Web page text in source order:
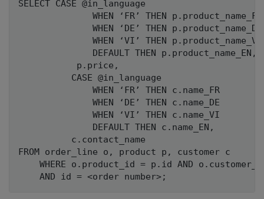
SELECT CASE @in_language
              WHEN ‘FR’ THEN p.product_name_FR
              WHEN ‘DE’ THEN p.product_name_DE
              WHEN ‘VI’ THEN p.product_name_VI
              DEFAULT THEN p.product_name_EN,
           p.price,
          CASE @in_language
              WHEN ‘FR’ THEN c.name_FR
              WHEN ‘DE’ THEN c.name_DE
              WHEN ‘VI’ THEN c.name_VI
              DEFAULT THEN c.name_EN,
          c.contact_name
FROM order_line o, product p, customer c
WHERE o.product_id = p.id AND